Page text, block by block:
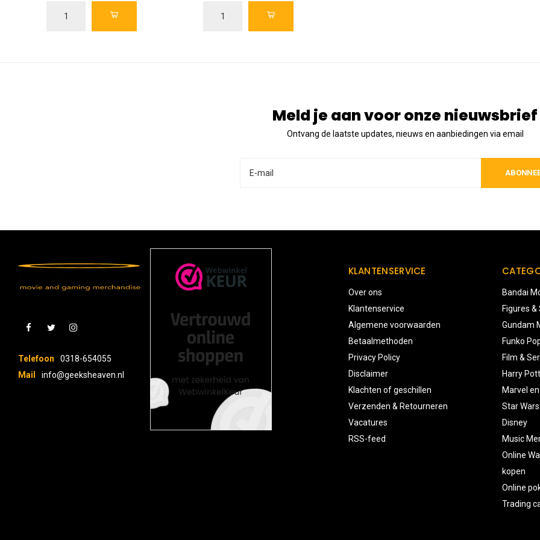
Meld je aan voor onze nieuwsbrief
Ontvang de laatste updates, nieuws en aanbiedingen via email
Telefoon
0318-654055
Mail
info@geeksheaven.nl
KLANTENSERVICE
Over ons
Klantenservice
Algemene voorwaarden
Betaalmethoden
Privacy Policy
Disclaimer
Klachten of geschillen
Verzenden & Retourneren
Vacatures
RSS-feed
Bandai
Figures
Gundam
Funko
Film &
Harry
Marvel en
Star Wars
Disney
Music
Online
kopen
Online
Trading